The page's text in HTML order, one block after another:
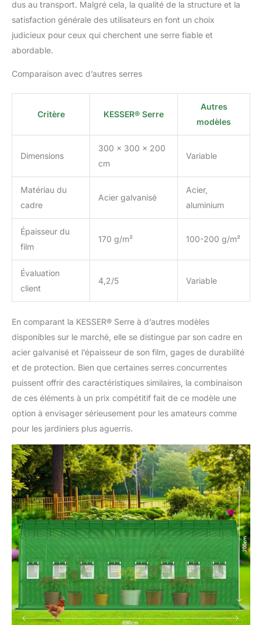
tomates. Ce design
permet un montage
besoin d'outils spéciaux.
s'appuiera fermement au
soucier de la stabilité et
APPLICATION
POLYVALENTE ET
COMPLÉMENTAIRES : Le
tunnel de jardin est
polyvalent et adapté à
une large gamme de
plantes. Il est livré avec
d'accessoires complet
ancrages pour le sol, des
Grâce à ces accessoires,
vous pourrez exploiter
au mieux votre serre
pour tomates et cultiver
et entretenir avec succès
vos plantes.
dus au transport. Malgré cela, la qualité de la structure et la
satisfaction générale des utilisateurs en font un choix
judicieux pour ceux qui cherchent une serre fiable et
abordable.
Comparaison avec d’autres serres
Critère KESSER® Serre
Autres
modèles
Dimensions
300 x 300 x 200
cm
Variable
Matériau du
cadre
Acier galvanisé
Acier,
aluminium
Épaisseur du
film
170 g/m² 100-200 g/m²
Évaluation
client
4,2/5 Variable
En comparant la KESSER® Serre à d’autres modèles
disponibles sur le marché, elle se distingue par son cadre en
acier galvanisé et l’épaisseur de son film, gages de durabilité
et de protection. Bien que certaines serres concurrentes
puissent offrir des caractéristiques similaires, la combinaison
de ces éléments à un prix compétitif fait de ce modèle une
option à envisager sérieusement pour les amateurs comme
pour les jardiniers plus aguerris.